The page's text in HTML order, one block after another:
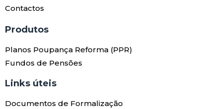
Contactos
Produtos​
Planos Poupança Reforma (PPR)
Fundos de Pensões
Links úteis​
Documentos de Formalização